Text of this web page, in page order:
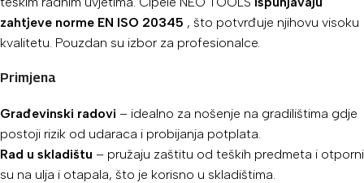
zahtjeve norme EN ISO 20345 , što potvrđuje njihovu visoku
kvalitetu. Pouzdan su izbor za profesionalce.
Primjena
Građevinski radovi – idealno za nošenje na gradilištima gdje
postoji rizik od udaraca i probijanja potplata.
Rad u skladištu – pružaju zaštitu od teških predmeta i otporni
su na ulja i otapala, što je korisno u skladištima.